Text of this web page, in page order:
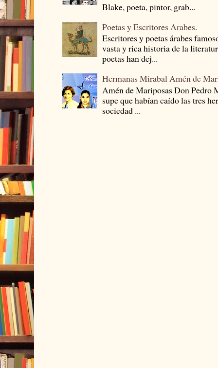
Blake, poeta, pintor, grab...
Poetas y Escritores Arabes.
Escritores y poetas árabes
vasta y rica historia de la
poetas han dej...
Hermanas Mirabal Amén de
Amén de Mariposas Don
supe que habían caído las tres
sociedad ...